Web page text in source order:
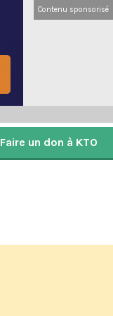
Contenu sponsorisé
Faire un don à KTO